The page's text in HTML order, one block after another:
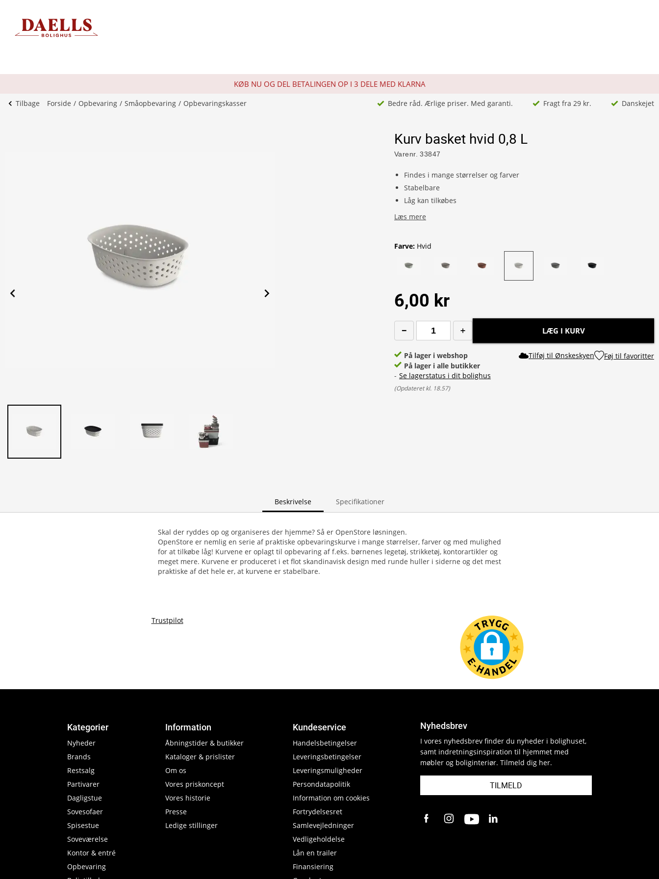
KØB NU OG DEL BETALINGEN OP I 3 DELE MED KLARNA
Tilbage Forside Opbevaring Småopbevaring Opbevaringskasser Bedre råd. Ærlige priser. Med garanti. Fragt fra 29 kr. Danskejet
Kurv basket hvid 0,8 L
Varenr. 33847
Findes i mange størrelser og farver
Stabelbare
Låg kan tilkøbes
Læs mere
Farve: Hvid
6,00 kr
LÆG I KURV
På lager i webshop
På lager i alle butikker
- Se lagerstatus i dit bolighus
(Opdateret kl. 18.57)
Tilføj til Ønskeskyen Føj til favoritter
Beskrivelse Specifikationer
Skal der ryddes op og organiseres der hjemme? Så er OpenStore løsningen.
OpenStore er nemlig en serie af praktiske opbevaringskurve i mange størrelser, farver og med mulighed
for at tilkøbe låg! Kurvene er oplagt til opbevaring af f.eks. børnenes legetøj, strikketøj, kontorartikler og
meget mere. Kurvene er produceret i et flot skandinavisk design med runde huller i siderne og det mest
praktiske af det hele er, at kurvene er stabelbare.
Trustpilot
Kategorier
Nyheder
Brands
Restsalg
Partivarer
Dagligstue
Sovesofaer
Spisestue
Soveværelse
Kontor & entré
Opbevaring
Information
Åbningstider & butikker
Kataloger & prislister
Om os
Vores priskoncept
Vores historie
Presse
Ledige stillinger
Kundeservice
Handelsbetingelser
Leveringsbetingelser
Leveringsmuligheder
Persondatapolitik
Information om cookies
Fortrydelsesret
Samlevejledninger
Vedligeholdelse
Lån en trailer
Finansiering
Nyhedsbrev
I vores nyhedsbrev finder du nyheder i bolighuset,
samt indretningsinspiration til hjemmet med
møbler og boliginteriør. Tilmeld dig her.
TILMELD